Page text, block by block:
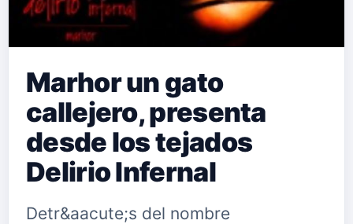
Marhor un gato
callejero, presenta
desde los tejados
Delirio Infernal
Detr&aacute;s del nombre